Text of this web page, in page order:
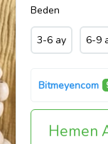
Beden
3-6 ay 6-9
Bitmeyencom
Hemen